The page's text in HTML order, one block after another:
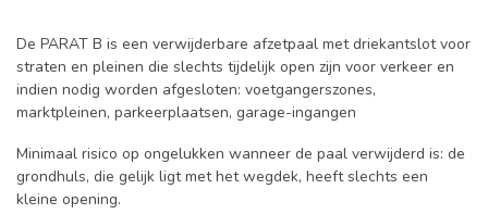
De PARAT B is een verwijderbare afzetpaal met driekantslot voor
straten en pleinen die slechts tijdelijk open zijn voor verkeer en
indien nodig worden afgesloten: voetgangerszones,
marktpleinen, parkeerplaatsen, garage-ingangen
Minimaal risico op ongelukken wanneer de paal verwijderd is: de
grondhuls, die gelijk ligt met het wegdek, heeft slechts een
kleine opening.